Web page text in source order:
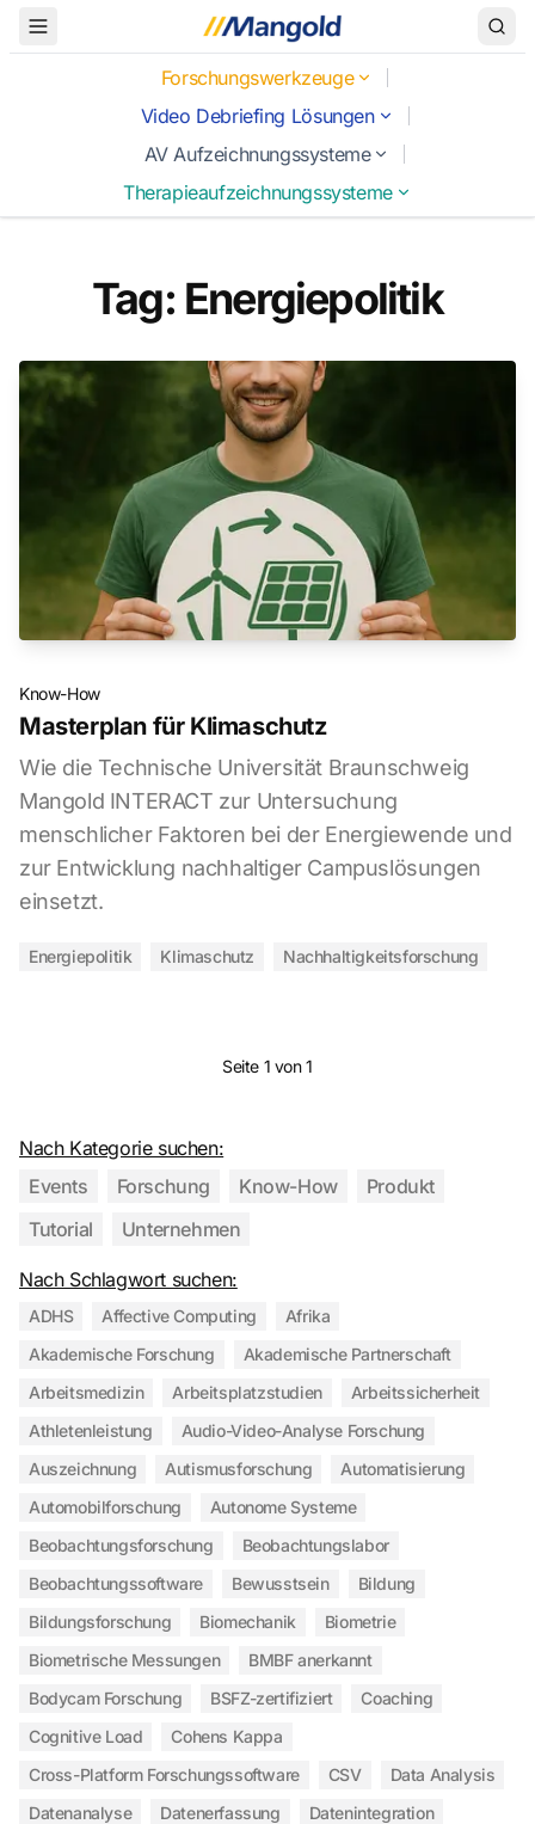
Toggle Menu
Forschungswerkzeuge
Video Debriefing Lösungen
AV Aufzeichnungssysteme
Therapieaufzeichnungssysteme
Tag: Energiepolitik
Know-How
Masterplan für Klimaschutz
Wie die Technische Universität Braunschweig
Mangold INTERACT zur Untersuchung
menschlicher Faktoren bei der Energiewende und
zur Entwicklung nachhaltiger Campuslösungen
einsetzt.
Energiepolitik Klimaschutz Nachhaltigkeitsforschung
Seite 1 von 1
Nach Kategorie suchen:
Events
Forschung Know-How
Produkt
Tutorial
Unternehmen
Nach Schlagwort suchen:
ADHS Affective Computing
Afrika
Akademische Forschung
Akademische Partnerschaft
Arbeitsmedizin
Arbeitsplatzstudien
Arbeitssicherheit
Athletenleistung
Audio-Video-Analyse Forschung
Auszeichnung
Autismusforschung
Automatisierung
Automobilforschung
Autonome Systeme
Beobachtungsforschung
Beobachtungslabor
Beobachtungssoftware
Bewusstsein
Bildung
Bildungsforschung
Biomechanik
Biometrie
Biometrische Messungen
BMBF anerkannt
Bodycam Forschung
BSFZ-zertifiziert
Coaching
Cognitive Load
Cohens Kappa
Cross-Platform Forschungssoftware
CSV
Data Analysis
Datenanalyse
Datenerfassung
Datenintegration